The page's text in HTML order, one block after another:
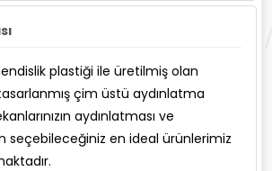
plastiği ile üretilmiş olan
çim üstü aydınlatma
aydınlatması ve
seçebileceğiniz en ideal ürünlerimiz